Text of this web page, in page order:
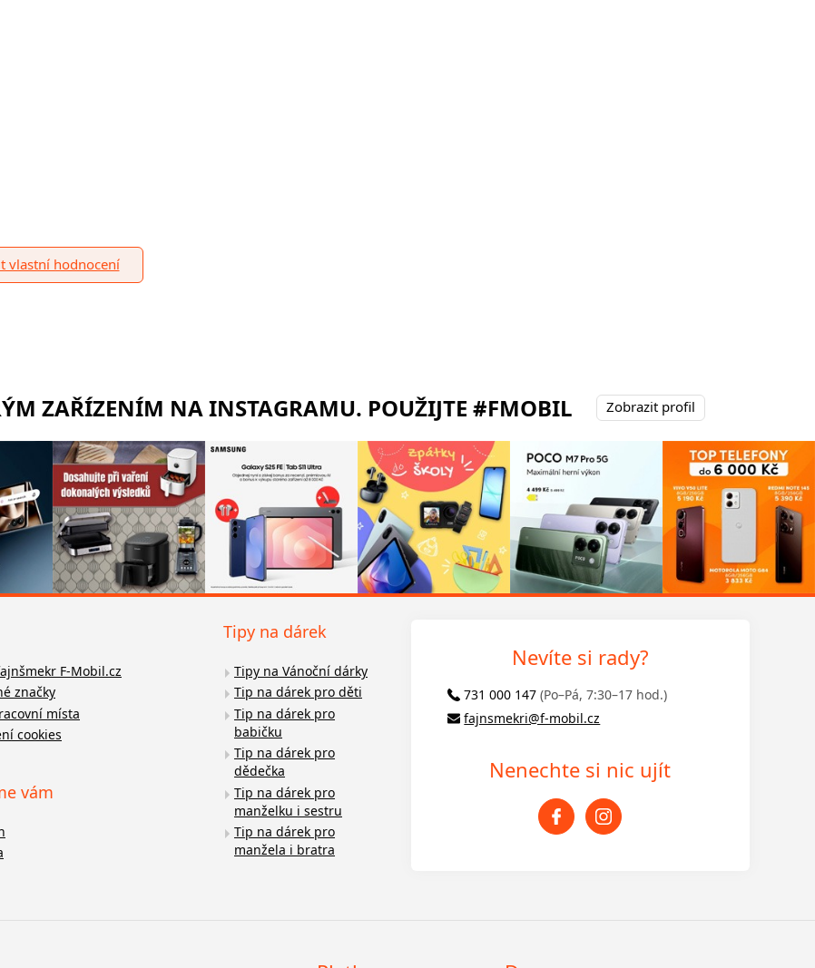
vlastní hodnocení
ZAŘÍZENÍM NA INSTAGRAMU. POUŽIJTE #FMOBIL Zobrazit profil
F-Mobil.cz
značky
místa
cookies
vám
Tipy na dárek
Tipy na Vánoční dárky
Tip na dárek pro děti
Tip na dárek pro
babičku
Tip na dárek pro
dědečka
Tip na dárek pro
manželku i sestru
Tip na dárek pro
manžela i bratra
Nevíte si rady?
731 000 147 (Po–Pá, 7:30–17 hod.)
fajnsmekri@f-mobil.cz
Nenechte si nic ujít